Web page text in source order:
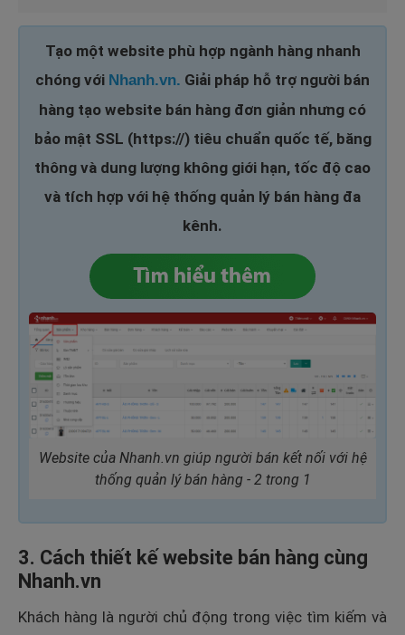
Tạo một website phù hợp ngành hàng nhanh
chóng với Nhanh.vn. Giải pháp hỗ trợ người bán
hàng tạo website bán hàng đơn giản nhưng có
bảo mật SSL (https://) tiêu chuẩn quốc tế, băng
thông và dung lượng không giới hạn, tốc độ cao
và tích hợp với hệ thống quản lý bán hàng đa
kênh.
Website của Nhanh.vn giúp người bán kết nối với hệ
thống quản lý bán hàng - 2 trong 1
3. Cách thiết kế website bán hàng cùng
Nhanh.vn
Khách hàng là người chủ động trong việc tìm kiếm và